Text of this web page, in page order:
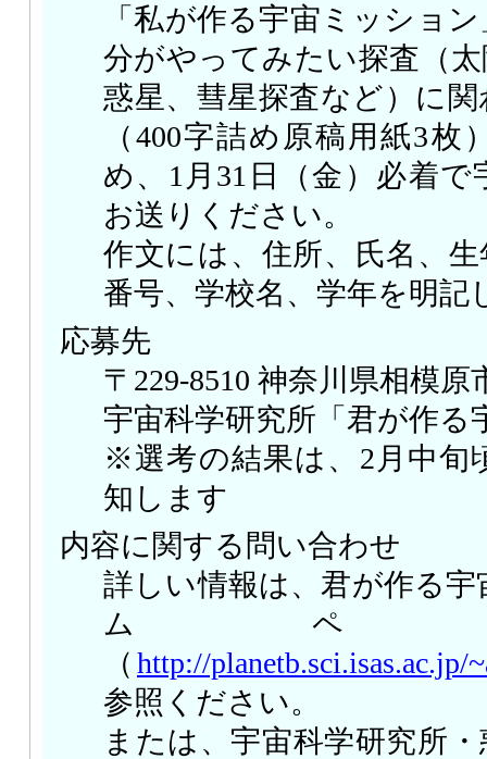
「私が作る宇宙ミッショ
分がやってみたい探査（
惑星、彗星探査など）に
（400字詰め原稿用紙3
め、1月31日（金）必着
お送りください。
作文には、住所、氏名、
番号、学校名、学年を明記
応募先
〒229-8510 神奈川県相模原
宇宙科学研究所「君が作る
※選考の結果は、2月中旬
知します
内容に関する問い合わせ
詳しい情報は、君が作る
ムペ
（ http://planetb.sci.isas.ac.jp/
参照ください。
または、宇宙科学研究所